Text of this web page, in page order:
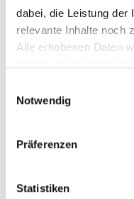
dabei, die Leistung der
relevante Inhalte noch
Alle erhobenen Daten
Notwendig
Präferenzen
Statistiken
Datei herunterladen